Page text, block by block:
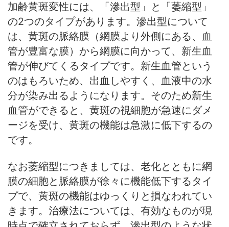
加齢黄斑変性には、「滲出型」と「萎縮型」
の2つのタイプがあります。滲出型について
は、黄斑の脈絡膜（網膜より外側にある、血
管が豊富な膜）から網膜に向かって、新生血
管が伸びてくるタイプです。新生血管という
のはもろいため、出血しやすく、血液中の水
分が染み出るようになります。そのため新生
血管ができると、黄斑の視細胞が急速にダメ
ージを受け、黄斑の機能は急激に低下するの
です。
なお萎縮型につきましては、老化とともに網
膜の細胞と脈絡膜が徐々に機能低下するタイ
プで、黄斑の機能はゆっくりと損なわれてい
きます。治療法については、有効なものが現